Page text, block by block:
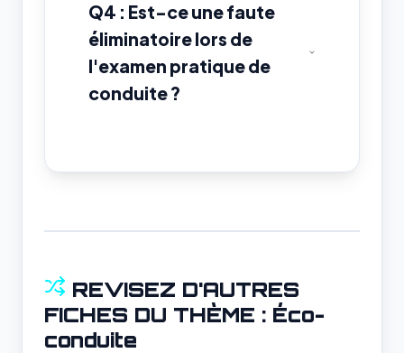
Q4 : Est-ce une faute
éliminatoire lors de
l'examen pratique de
conduite ?
REVISEZ D'AUTRES
FICHES DU THÈME : Éco-
conduite